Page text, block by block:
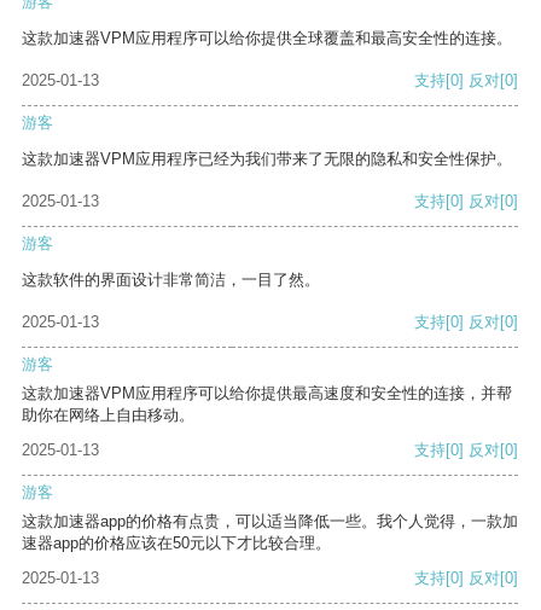
这款加速器VPM应用程序可以给你提供全球覆盖和最高安全性的连接。
2025-01-13 支持[0] 反对[0]
游客
这款加速器VPM应用程序已经为我们带来了无限的隐私和安全性保护。
2025-01-13 支持[0] 反对[0]
游客
这款软件的界面设计非常简洁，一目了然。
2025-01-13 支持[0] 反对[0]
游客
这款加速器VPM应用程序可以给你提供最高速度和安全性的连接，并帮
助你在网络上自由移动。
2025-01-13
支持[0] 反对[0]
游客
这款加速器app的价格有点贵，可以适当降低一些。我个人觉得，一款加
速器app的价格应该在50元以下才比较合理。
2025-01-13
支持[0] 反对[0]